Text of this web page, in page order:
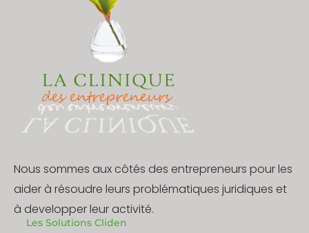
Nous sommes aux côtés des entrepreneurs pour les
aider à résoudre leurs problématiques juridiques et
à developper leur activité.
Les Solutions Cliden